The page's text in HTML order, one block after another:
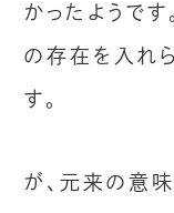
かったようで
の存在を入れ
す。
が、元来の意